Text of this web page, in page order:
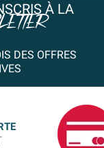
À LA
DES OFFRES